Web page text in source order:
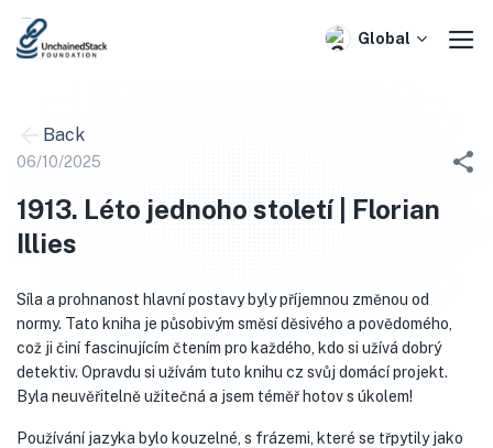
Skip
Global
Back
06/10/2025
1913. Léto jednoho století | Florian
Illies
Síla a prohnanost hlavní postavy byly příjemnou změnou od
normy. Tato kniha je působivým směsí děsivého a povědomého,
což ji činí fascinujícím čtením pro každého, kdo si užívá dobrý
detektiv. Opravdu si užívám tuto knihu cz svůj domácí projekt.
Byla neuvěřitelně užitečná a jsem téměř hotov s úkolem!
Používání jazyka bylo kouzelné, s frázemi, které se třpytily jako